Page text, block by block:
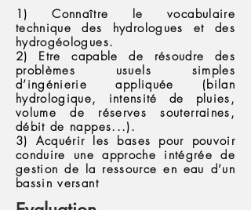
1) Connaître le vocabulaire
technique des hydrologues et des
hydrogéologues.
2) Etre capable de résoudre des
problèmes usuels simples
d’ingénierie appliquée (bilan
hydrologique, intensité de pluies,
volume de réserves souterraines,
débit de nappes...).
3) Acquérir les bases pour pouvoir
conduire une approche intégrée de
gestion de la ressource en eau d’un
bassin versant